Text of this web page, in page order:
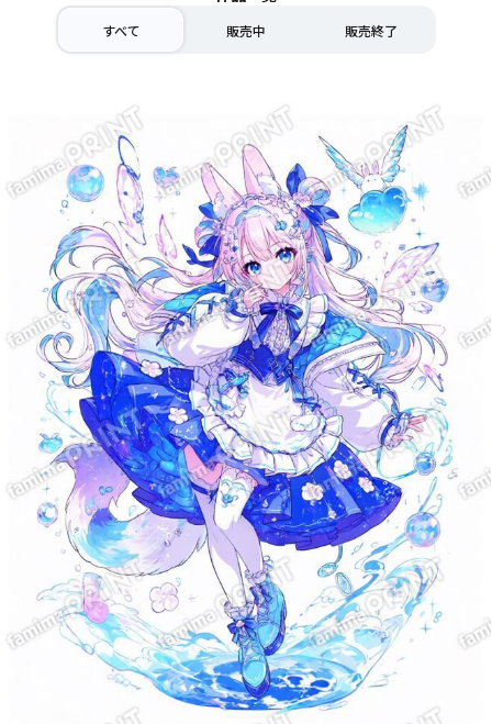
すべて 販売中 販売終了